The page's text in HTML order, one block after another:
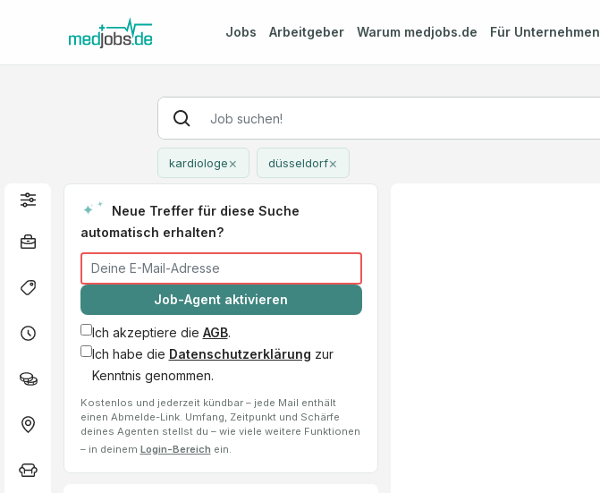
Jobs Arbeitgeber Warum medjobs.de Für Unternehmen
kardiologe× düsseldorf×
Neue Treffer für diese Suche
automatisch erhalten?
Job-Agent aktivieren
Ich akzeptiere die AGB.
Ich habe die Datenschutzerklärung zur
Kenntnis genommen.
Kostenlos und jederzeit kündbar – jede Mail enthält
einen Abmelde-Link. Umfang, Zeitpunkt und Schärfe
deines Agenten stellst du – wie viele weitere Funktionen
– in deinem Login-Bereich ein.